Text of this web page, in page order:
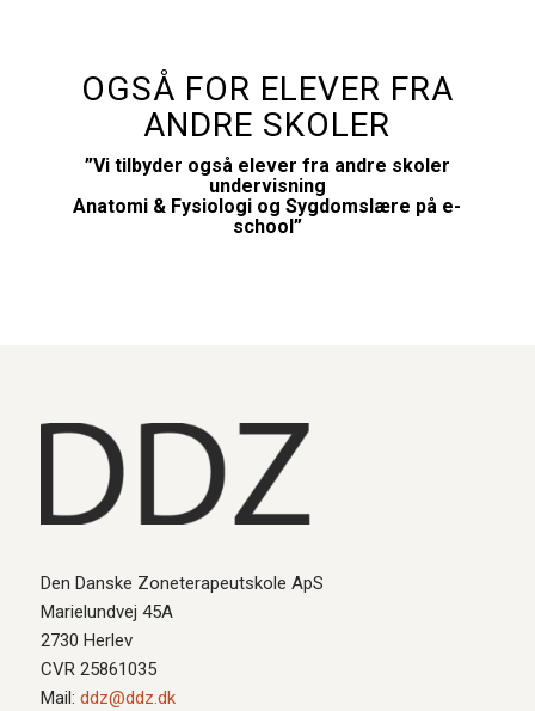
OGSÅ FOR ELEVER FRA
ANDRE SKOLER
”Vi tilbyder også elever fra andre skoler
undervisning
Anatomi & Fysiologi og Sygdomslære på e-
school”
Den Danske Zoneterapeutskole ApS
Marielundvej 45A
2730 Herlev
CVR 25861035
Mail: ddz@ddz.dk